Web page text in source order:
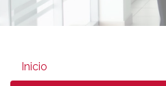
Inicio